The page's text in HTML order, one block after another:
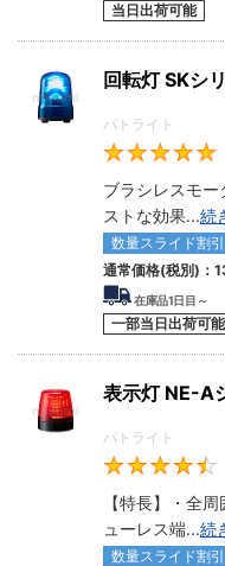
当日出荷可能
回転灯 SKシ
パトライト
ブラシレスモ
ストな効果...続
数量スライド割引
通常価格(税別)：
在庫品1日目～
一部当日出荷可能
表示灯 NE-A
パトライト
【特長】・全
ューレス端...続
数量スライド割引